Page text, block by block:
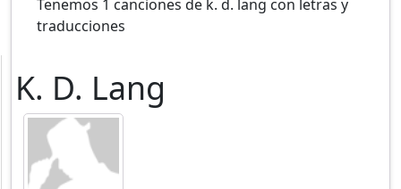
Tenemos 1 canciones de k. d. lang con letras y
traducciones
K. D. Lang